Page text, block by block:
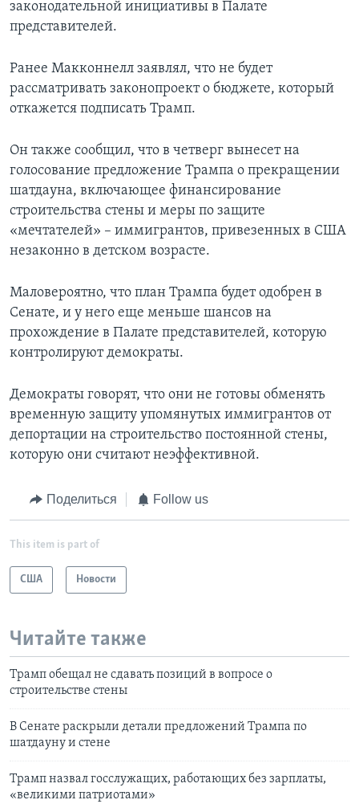
законодательной инициативы в Палате
представителей.
Ранее Макконнелл заявлял, что не будет
рассматривать законопроект о бюджете, который
откажется подписать Трамп.
Он также сообщил, что в четверг вынесет на
голосование предложение Трампа о прекращении
шатдауна, включающее финансирование
строительства стены и меры по защите
«мечтателей» – иммигрантов, привезенных в США
незаконно в детском возрасте.
Маловероятно, что план Трампа будет одобрен в
Сенате, и у него еще меньше шансов на
прохождение в Палате представителей, которую
контролируют демократы.
Демократы говорят, что они не готовы обменять
временную защиту упомянутых иммигрантов от
депортации на строительство постоянной стены,
которую они считают неэффективной.
Поделиться Follow us
This item is part of
США Новости
Читайте также
Трамп обещал не сдавать позиций в вопросе о
строительстве стены
В Сенате раскрыли детали предложений Трампа по
шатдауну и стене
Трамп назвал госслужащих, работающих без зарплаты,
«великими патриотами»